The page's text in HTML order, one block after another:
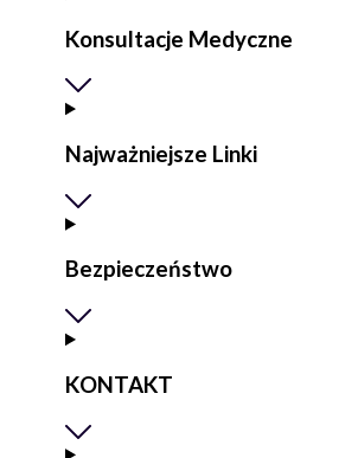
Konsultacje Medyczne
Najważniejsze Linki
Bezpieczeństwo
KONTAKT